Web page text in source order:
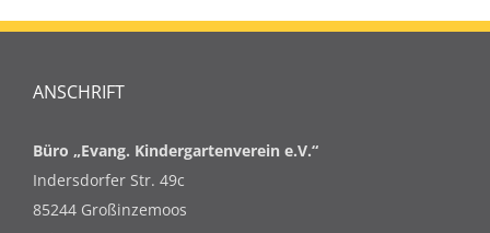
ANSCHRIFT
Büro „Evang. Kindergartenverein e.V.“
Indersdorfer Str. 49c
85244 Großinzemoos